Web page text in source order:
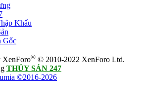
Khẩu
Gốc
XenForo® © 2010-2022 XenForo Ltd.
THỦY SẢN 247
©2016-2026